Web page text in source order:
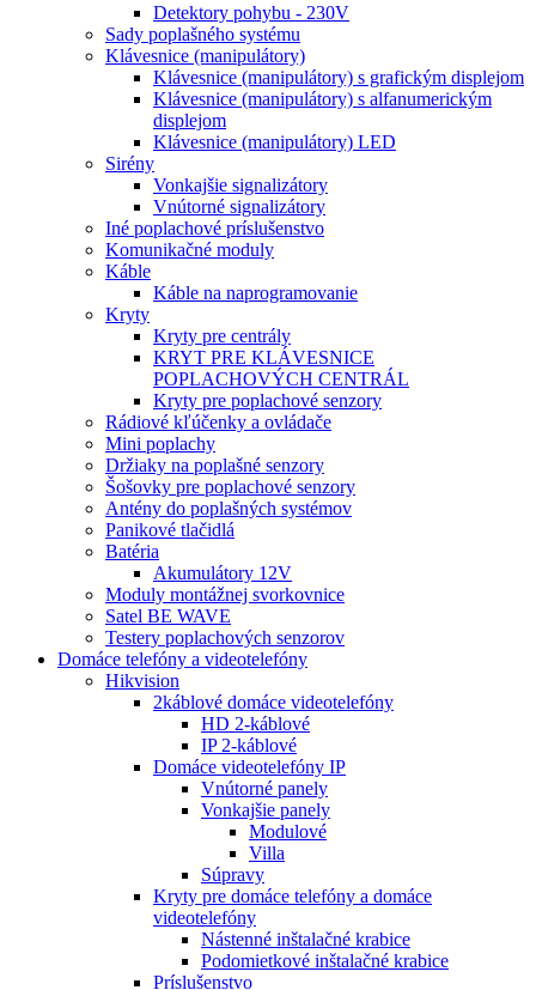
Detektory pohybu - 230V
Sady poplašného systému
Klávesnice (manipulátory)
Klávesnice (manipulátory) s grafickým displejom
Klávesnice (manipulátory) s alfanumerickým
displejom
Klávesnice (manipulátory) LED
Sirény
Vonkajšie signalizátory
Vnútorné signalizátory
Iné poplachové príslušenstvo
Komunikačné moduly
Káble
Káble na naprogramovanie
Kryty
Kryty pre centrály
KRYT PRE KLÁVESNICE
POPLACHOVÝCH CENTRÁL
Kryty pre poplachové senzory
Rádiové kľúčenky a ovládače
Mini poplachy
Držiaky na poplašné senzory
Šošovky pre poplachové senzory
Antény do poplašných systémov
Panikové tlačidlá
Batéria
Akumulátory 12V
Moduly montážnej svorkovnice
Satel BE WAVE
Testery poplachových senzorov
Domáce telefóny a videotelefóny
Hikvision
2káblové domáce videotelefóny
HD 2-káblové
IP 2-káblové
Domáce videotelefóny IP
Vnútorné panely
Vonkajšie panely
Modulové
Villa
Súpravy
Kryty pre domáce telefóny a domáce
videotelefóny
Nástenné inštalačné krabice
Podomietkové inštalačné krabice
Príslušenstvo